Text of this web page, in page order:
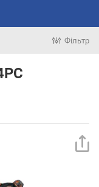
Фільтр